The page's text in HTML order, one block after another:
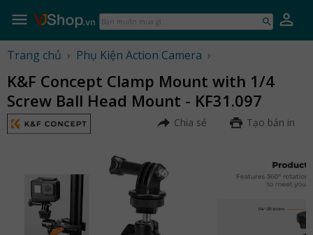
Bạn
muốn
gì...
Trang chủ › Phụ Kiện Action Camera ›
K&F Concept Clamp Mount with 1/4
Screw Ball Head Mount - KF31.097
Chia sẻ Tạo bản in